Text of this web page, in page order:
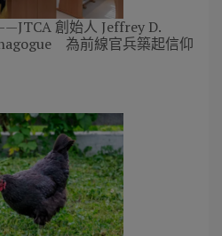
創始人 Jeffrey D.
為前線官兵築起信仰